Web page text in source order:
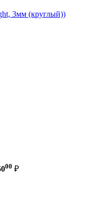
3мм (круглый))
00 ₽